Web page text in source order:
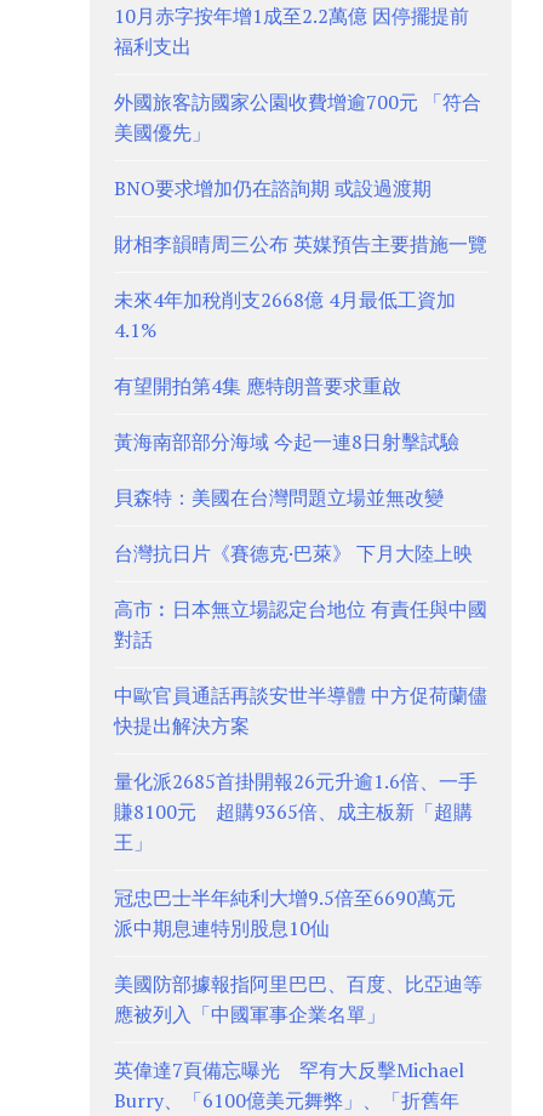
10月赤字按年增1成至2.2萬億 因停擺提前
福利支出
外國旅客訪國家公園收費增逾700元 「符合
美國優先」
BNO要求增加仍在諮詢期 或設過渡期
財相李韻晴周三公布 英媒預告主要措施一覽
未來4年加稅削支2668億 4月最低工資加
4.1%
有望開拍第4集 應特朗普要求重啟
黃海南部部分海域 今起一連8日射擊試驗
貝森特：美國在台灣問題立場並無改變
台灣抗日片《賽德克·巴萊》 下月大陸上映
高市︰日本無立場認定台地位 有責任與中國
對話
中歐官員通話再談安世半導體 中方促荷蘭儘
快提出解決方案
量化派2685首掛開報26元升逾1.6倍、一手
賺8100元 超購9365倍、成主板新「超購
王」
冠忠巴士半年純利大增9.5倍至6690萬元
派中期息連特別股息10仙
美國防部據報指阿里巴巴、百度、比亞迪等
應被列入「中國軍事企業名單」
英偉達7頁備忘曝光 罕有大反擊Michael
Burry、「6100億美元舞弊」、「折舊年